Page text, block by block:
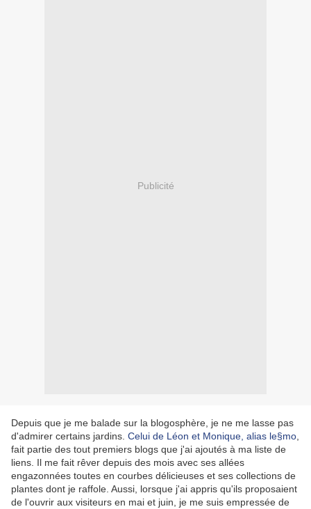
Publicité
Depuis que je me balade sur la blogosphère, je ne me lasse pas
d'admirer certains jardins. Celui de Léon et Monique, alias le§mo
fait partie des tout premiers blogs que j'ai ajoutés à ma liste de
liens. Il me fait rêver depuis des mois avec ses allées
engazonnées toutes en courbes délicieuses et ses collections de
plantes dont je raffole. Aussi, lorsque j'ai appris qu'ils proposaient
de l'ouvrir aux visiteurs en mai et juin, je me suis empressée de